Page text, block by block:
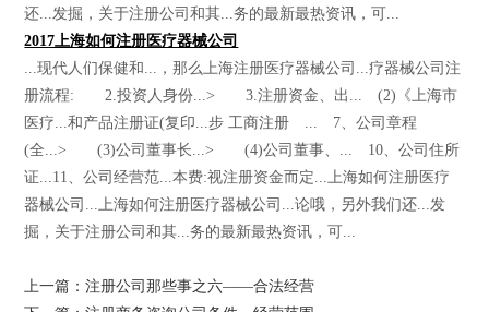
还...发掘，关于注册公司和其...务的最新最热资讯，可...
2017上海如何注册医疗器械公司
...现代人们保健和...，那么上海注册医疗器械公司...疗器械公司注
册流程: 2.投资人身份...> 3.注册资金、出... (2)《上海市
医疗...和产品注册证(复印...步 工商注册 ... 7、公司章程
(全...> (3)公司董事长...> (4)公司董事、... 10、公司住所
证...11、公司经营范...本费:视注册资金而定...上海如何注册医疗
器械公司...上海如何注册医疗器械公司...论哦，另外我们还...发
掘，关于注册公司和其...务的最新最热资讯，可...
上一篇：注册公司那些事之六——合法经营